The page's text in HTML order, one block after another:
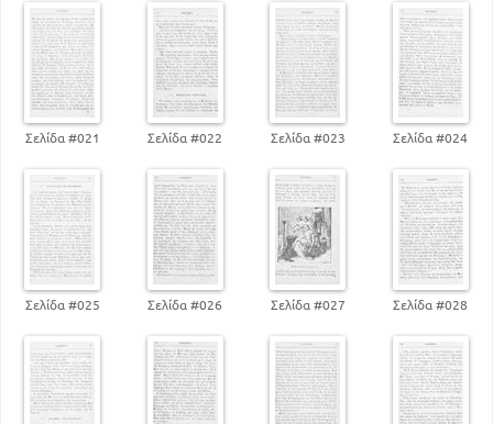
Σελίδα #021 Σελίδα #022 Σελίδα #023 Σελίδα #024
Σελίδα #025 Σελίδα #026 Σελίδα #027 Σελίδα #028